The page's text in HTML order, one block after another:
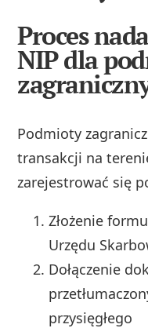
Proces
NIP dla
Podmioty
transakcji na
zarejestrować się
Złożenie
Urzędu
Dołączenie
przysięgłego